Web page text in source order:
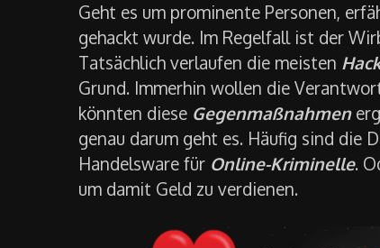
Geht es um prominente Personen,
gehackt wurde. Im Regelfall ist der
Tatsächlich verlaufen die meisten
Grund. Immerhin wollen die
könnten diese Gegenmaßnahmen
genau darum geht es. Häufig sind die
Handelsware für Online-Kriminelle.
um damit Geld zu verdienen.